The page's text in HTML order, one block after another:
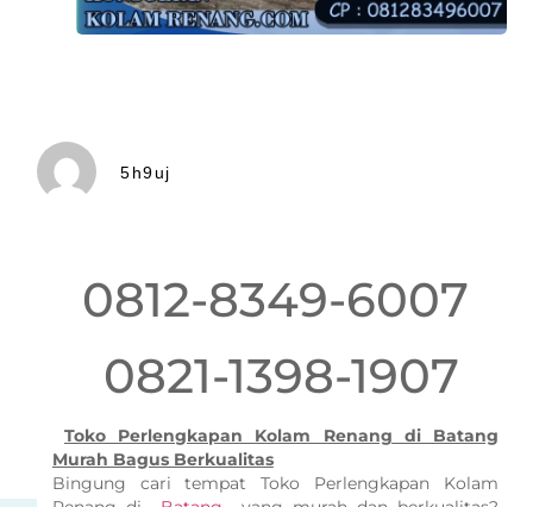
5h9uj
0812-8349-6007
0821-1398-1907
Toko Perlengkapan Kolam Renang di Batang
Murah Bagus Berkualitas
Bingung cari tempat Toko Perlengkapan Kolam